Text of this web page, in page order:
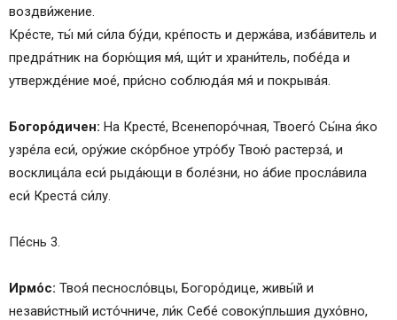
Светилен, глас 2.
Канон, глас 4-й
воздви́жение.
Кре́сте, ты́ ми́ си́ла бу́ди, кре́пость и держа́ва, изба́витель и
предра́тник на борю́щия мя́, щи́т и храни́тель, побе́да и
утвержде́ние мое́, при́сно соблюда́я мя́ и покрыва́я.
Богоро́дичен: На Кресте́, Всенепоро́чная, Твоего́ Сы́на я́ко
узре́ла еси́, ору́жие ско́рбное утро́бу Твою́ растерза́, и
восклица́ла еси́ рыда́ющи в боле́зни, но а́бие просла́вила
еси́ Креста́ си́лу.
Пе́снь 3.
Ирмо́с: Твоя́ песносло́вцы, Богоро́дице, живы́й и
незави́стный исто́чниче, ли́к Себе́ совоку́пльшия духо́вно,